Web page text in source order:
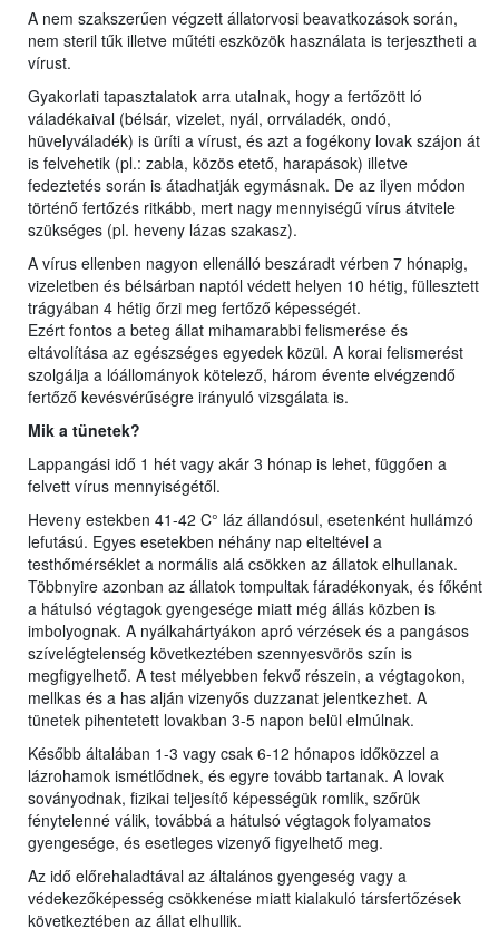
A nem szakszerűen végzett állatorvosi beavatkozások során,
nem steril tűk illetve műtéti eszközök használata is terjesztheti a
vírust.
Gyakorlati tapasztalatok arra utalnak, hogy a fertőzött ló
váladékaival (bélsár, vizelet, nyál, orrváladék, ondó,
hüvelyváladék) is üríti a vírust, és azt a fogékony lovak szájon át
is felvehetik (pl.: zabla, közös etető, harapások) illetve
fedeztetés során is átadhatják egymásnak. De az ilyen módon
történő fertőzés ritkább, mert nagy mennyiségű vírus átvitele
szükséges (pl. heveny lázas szakasz).
A vírus ellenben nagyon ellenálló beszáradt vérben 7 hónapig,
vizeletben és bélsárban naptól védett helyen 10 hétig, füllesztett
trágyában 4 hétig őrzi meg fertőző képességét.
Ezért fontos a beteg állat mihamarabbi felismerése és
eltávolítása az egészséges egyedek közül. A korai felismerést
szolgálja a lóállományok kötelező, három évente elvégzendő
fertőző kevésvérűségre irányuló vizsgálata is.
Mik a tünetek?
Lappangási idő 1 hét vagy akár 3 hónap is lehet, függően a
felvett vírus mennyiségétől.
Heveny estekben 41-42 C° láz állandósul, esetenként hullámzó
lefutású. Egyes esetekben néhány nap elteltével a
testhőmérséklet a normális alá csökken az állatok elhullanak.
Többnyire azonban az állatok tompultak fáradékonyak, és főként
a hátulsó végtagok gyengesége miatt még állás közben is
imbolyognak. A nyálkahártyákon apró vérzések és a pangásos
szívelégtelenség következtében szennyesvörös szín is
megfigyelhető. A test mélyebben fekvő részein, a végtagokon,
mellkas és a has alján vizenyős duzzanat jelentkezhet. A
tünetek pihentetett lovakban 3-5 napon belül elmúlnak.
Később általában 1-3 vagy csak 6-12 hónapos időközzel a
lázrohamok ismétlődnek, és egyre tovább tartanak. A lovak
soványodnak, fizikai teljesítő képességük romlik, szőrük
fénytelenné válik, továbbá a hátulsó végtagok folyamatos
gyengesége, és esetleges vizenyő figyelhető meg.
Az idő előrehaladtával az általános gyengeség vagy a
védekezőképesség csökkenése miatt kialakuló társfertőzések
következtében az állat elhullik.